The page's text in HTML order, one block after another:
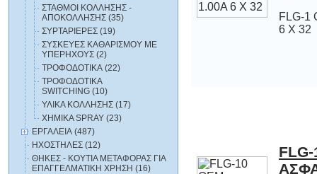
ΣΤΑΘΜΟΙ ΚΟΛΛΗΣΗΣ -
ΑΠΟΚΟΛΛΗΣΗΣ (35)
ΣΥΡΤΑΡΙΕΡΕΣ (19)
ΣΥΣΚΕΥΕΣ ΚΑΘΑΡΙΣΜΟΥ ΜΕ
ΥΠΕΡΗΧΟΥΣ (2)
ΤΡΟΦΟΔΟΤΙΚΑ (22)
ΤΡΟΦΟΔΟΤΙΚΑ
SWITCHING (10)
ΥΛΙΚΑ ΚΟΛΛΗΣΗΣ (17)
ΧΗΜΙΚΑ SPRAY (23)
ΕΡΓΑΛΕΙΑ (487)
ΗΧΟΣΤΗΛΕΣ (12)
ΘΗΚΕΣ - ΚΟΥΤΙΑ ΜΕΤΑΦΟΡΑΣ ΓΙΑ
ΕΠΑΓΓΕΛΜΑΤΙΚΗ ΧΡΗΣΗ (16)
FLG-
6 Χ 32